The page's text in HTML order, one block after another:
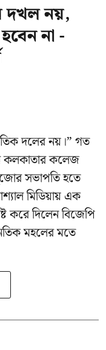
দখল নয়,
না -
দলের নয়।” গত
কলকাতার কলেজ
সভাপতি হতে
মিডিয়ায় এক
করে দিলেন বিজেপি
মহলের মতে